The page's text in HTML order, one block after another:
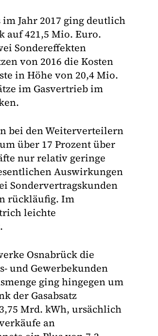
Jahr 2017 ging deutlich
auf 421,5 Mio. Euro.
Sondereffekten
von 2016 die Kosten
in Höhe von 20,4 Mio.
im Gasvertrieb im
bei den Weiterverteilern
über 17 Prozent über
nur relativ geringe
Auswirkungen
Sondervertragskunden
rückläufig. Im
leichte
Osnabrück die
und Gewerbekunden
ging hingegen um
der Gasabsatz
Mrd. kWh, ursächlich
an